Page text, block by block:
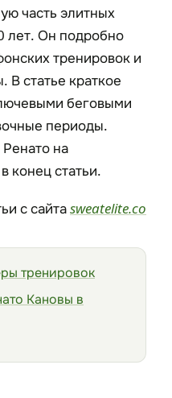
часть элитных
лет. Он подробно
тренировок и
статье краткое
беговыми
периоды.
на
конец статьи.
с сайтаsweatelite.co
тренировок
Кановы в